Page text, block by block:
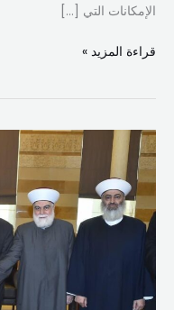
الإمكانات التي […]
قراءة المزيد »
دبوسي
:
لبنان
من
طرابلس
مؤهل
أن